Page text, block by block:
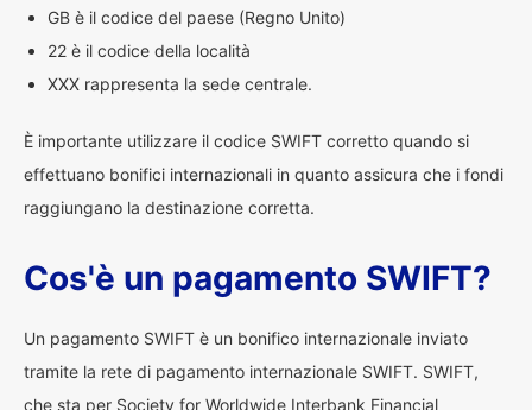
GB è il codice del paese (Regno Unito)
22 è il codice della località
XXX rappresenta la sede centrale.
È importante utilizzare il codice SWIFT corretto quando si
effettuano bonifici internazionali in quanto assicura che i fondi
raggiungano la destinazione corretta.
Cos'è un pagamento SWIFT?
Un pagamento SWIFT è un bonifico internazionale inviato
tramite la rete di pagamento internazionale SWIFT. SWIFT,
che sta per Society for Worldwide Interbank Financial